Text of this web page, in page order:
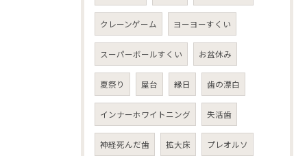
クレーンゲーム ヨーヨーすくい
スーパーボールすくい お盆休み
夏祭り 屋台 縁日 歯の漂白
インナーホワイトニング 失活歯
神経死んだ歯 拡大床 プレオルソ